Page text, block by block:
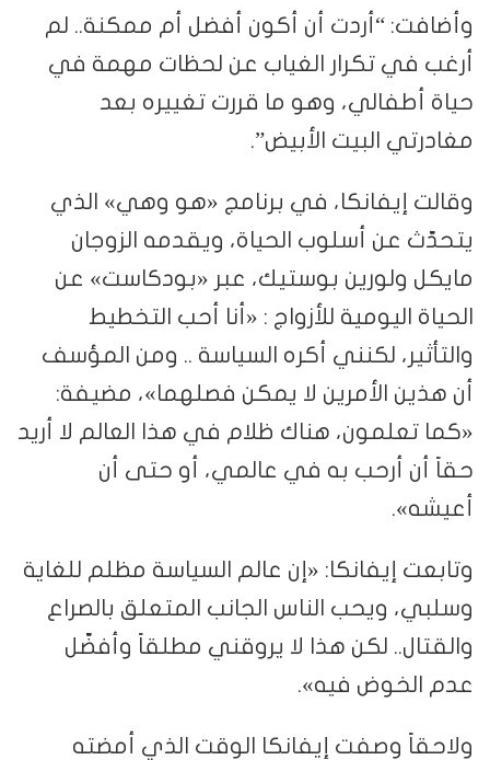
وأضافت: “أردت أن أكون أفضل أم ممكنة.. لم
أرغب في تكرار الغياب عن لحظات مهمة في
حياة أطفالي، وهو ما قررت تغييره بعد
مغادرتي البيت الأبيض”.
وقالت إيفانكا، في برنامج «هو وهي» الذي
يتحدّث عن أسلوب الحياة، ويقدمه الزوجان
مايكل ولورين بوستيك، عبر «بودكاست» عن
الحياة اليومية للأزواج : «أنا أحب التخطيط
والتأثير، لكنني أكره السياسة .. ومن المؤسف
أن هذين الأمرين لا يمكن فصلهما»، مضيفة:
«كما تعلمون، هناك ظلام في هذا العالم لا أريد
حقاً أن أرحب به في عالمي، أو حتى أن
أعيشه».
وتابعت إيفانكا: «إن عالم السياسة مظلم للغاية
وسلبي، ويحب الناس الجانب المتعلق بالصراع
والقتال.. لكن هذا لا يروقني مطلقاً وأفضّل
عدم الخوض فيه».
ولاحقاً وصفت إيفانكا الوقت الذي أمضته